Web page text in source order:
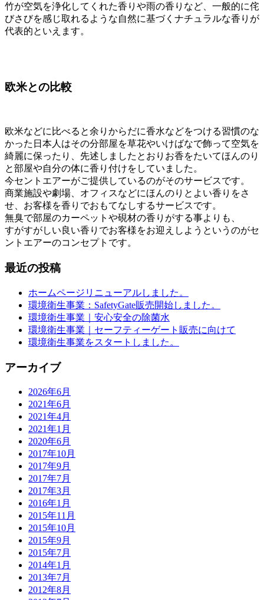
竹が空気を浄化してくれた香りや雨の香りなど、一般的に侘
びさびを感じ取れるような自然に基づくナチュラルな香りが
代表的といえます。
欧米との比較
欧米などに比べると余りからだに香水などをつける習慣のな
かった日本人はその分部屋を草花やいけばなで飾って空気を
綺麗に保ったり、先述しましたとおりお香をたいてほんのり
と部屋や自分の体に香り付けをしていました。
今セントエアーがご提供しているのがそのサービスです。
商業施設や劇場、オフィスなどにほんのりとよい香りをさ
せ、お客様を香りでおもてなしするサービスです。
無臭で部屋のカーペットや硯材の香りがする事よりも、
すがすがしい良い香りでお客様をお迎えしようというのがセ
ントエアーのコンセプトです。
最近の投稿
ホームページリニューアルしました。
環境衛生事業：SafetyGate販売開始しました。
環境衛生事業｜安心安全の除菌水
環境衛生事業｜セーフティーゲート販売に向けて
環境衛生事業をスタートしました。
アーカイブ
2026年6月
2021年6月
2021年4月
2021年1月
2020年6月
2017年10月
2017年9月
2017年7月
2017年3月
2016年1月
2015年11月
2015年10月
2015年9月
2015年7月
2014年1月
2013年7月
2012年8月